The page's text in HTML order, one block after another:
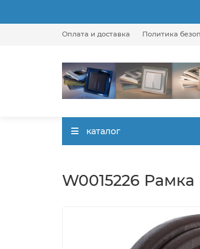
Оплата и доставка Политика
каталог
W0015226 Рамка